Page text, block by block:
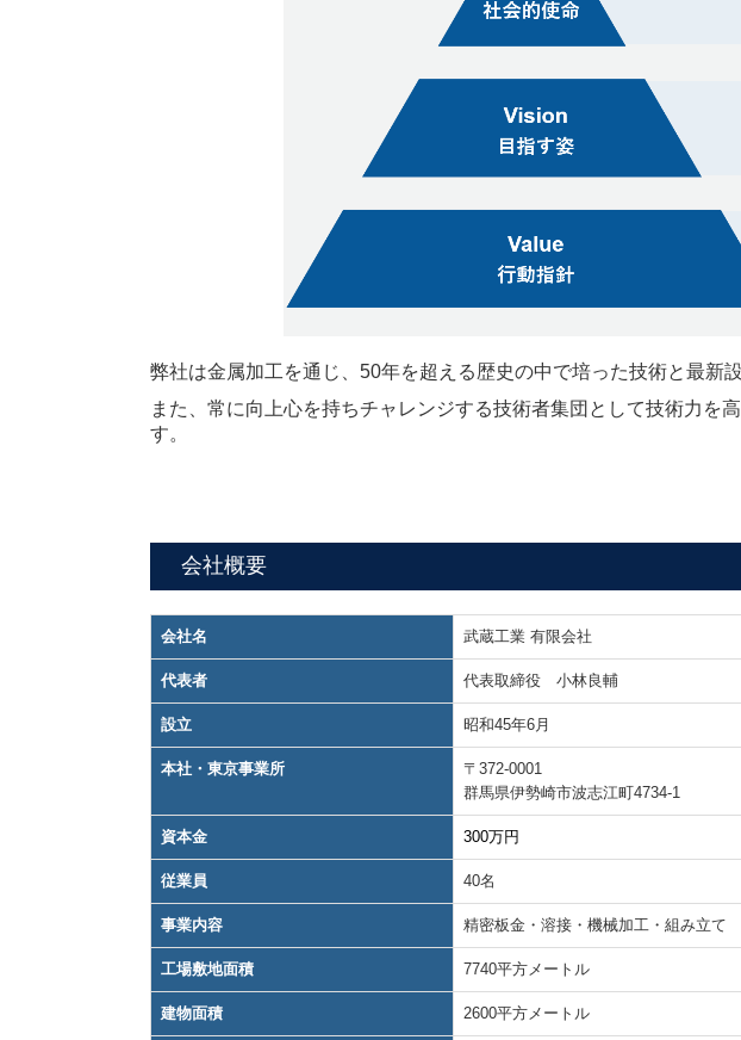
弊社は金属加工を通じ、50年を超える歴史の中で培った技術と最新
また、常に向上心を持ちチャレンジする技術者集団として技術力を
す。
会社概要
会社名 武蔵工業 有限会社
代表者 代表取締役 小林良輔
設立 昭和45年6月
本社・東京事業所
〒372-0001
群馬県伊勢崎市波志江町4734-1
資本金 300万円
従業員 40名
事業内容 精密板金・溶接・機械加工・組み立て
工場敷地面積 7740平方メートル
建物面積 2600平方メートル